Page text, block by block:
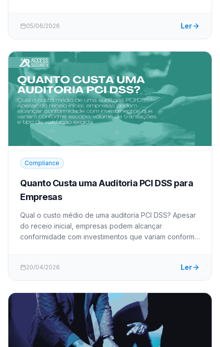
05/06/2026 Ler
Compliance
Quanto Custa uma Auditoria PCI DSS para
Empresas
Qual o custo médio de uma auditoria PCI DSS? Apesar
do receio inicial, empresas podem alcançar
conformidade com investimentos que variam conforme
20/04/2026 Ler